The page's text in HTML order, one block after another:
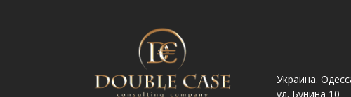
Украина. Львов ул.
Украина. Львов,
просп. Чорновола 67Г
Украина.
ул. Бунина 10